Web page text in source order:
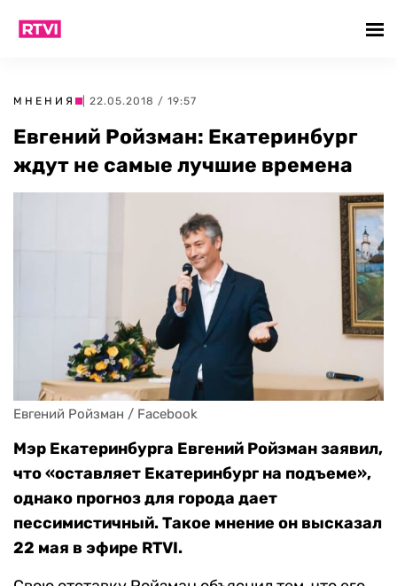
МНЕНИЯ | 22.05.2018 / 19:57
Евгений Ройзман: Екатеринбург
ждут не самые лучшие времена
Евгений Ройзман / Facebook
Мэр Екатеринбурга Евгений Ройзман заявил,
что «оставляет Екатеринбург на подъеме»,
однако прогноз для города дает
пессимистичный. Такое мнение он высказал
22 мая в эфире RTVI.